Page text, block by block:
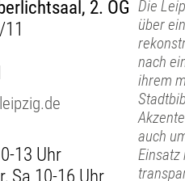
2. OG
13 Uhr
Sa 10-16 Uhr
Die
über
nach
ihrem
auch
Einsatz